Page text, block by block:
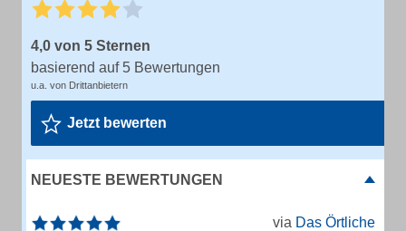
4,0 von 5 Sternen
basierend auf 5 Bewertungen
u.a. von Drittanbietern
Jetzt bewerten
NEUESTE BEWERTUNGEN
via Das Örtliche